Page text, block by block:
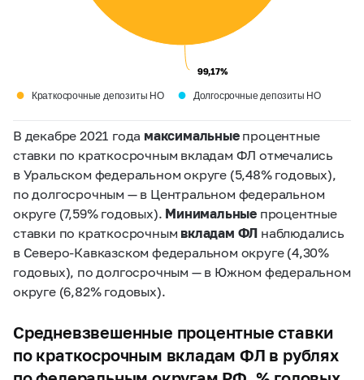
99,17%
99,17%
● Краткосрочные депозиты НО ● Долгосрочные депозиты НО
В декабре 2021 года максимальныепроцентные
ставки по краткосрочным вкладам ФЛ отмечались
в Уральском федеральном округе (5,48% годовых),
по долгосрочным — в Центральном федеральном
округе (7,59% годовых). Минимальные процентные
ставки по краткосрочным вкладам ФЛ наблюдались
в Северо-Кавказском федеральном округе (4,30%
годовых), по долгосрочным — в Южном федеральном
округе (6,82% годовых).
Средневзвешенные процентные ставки
по краткосрочным вкладам ФЛ в рублях